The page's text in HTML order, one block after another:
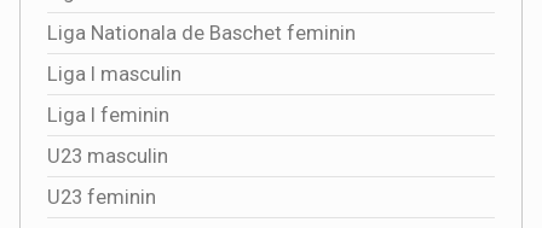
Liga Nationala de Baschet feminin
Liga I masculin
Liga I feminin
U23 masculin
U23 feminin